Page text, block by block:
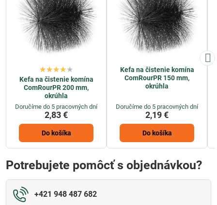
Kefa na čistenie komína
ComRourPR 200 mm,
okrúhla
Doručíme do 5 pracovných dní
2,83 €
Do košíka
Kefa na čistenie komína
ComRourPR 150 mm,
okrúhla
Doručíme do 5 pracovných dní
2,19 €
Do košíka
Potrebujete pomôcť s objednávkou?
+421 948 487 682